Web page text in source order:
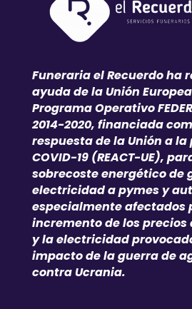
Funeraria el Recuerdo ha
ayuda de la Unión
Programa Operativo
2014-2020, financiada
respuesta de la Unión a
COVID-19 (REACT-UE),
sobrecoste energético de
electricidad a pymes y
especialmente afectados
incremento de los
y la electricidad
impacto de la guerra de
contra Ucrania.